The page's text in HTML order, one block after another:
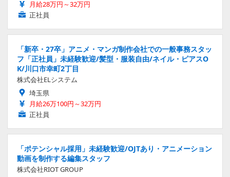
月給28万円～32万円
正社員
「新卒・27卒」アニメ・マンガ制作会社での一般事務スタッ
フ「正社員」未経験歓迎/髪型・服装自由/ネイル・ピアスO
K/川口市幸町2丁目
株式会社ELシステム
埼玉県
月給26万100円～32万円
正社員
「ポテンシャル採用」未経験歓迎/OJTあり・アニメーション
動画を制作する編集スタッフ
株式会社RIOT GROUP